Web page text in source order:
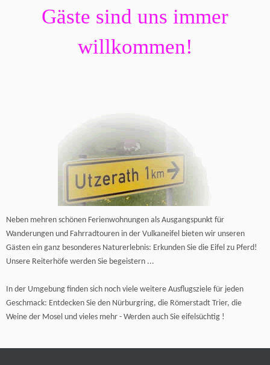
Gäste sind uns immer
willkommen!
Neben mehren schönen Ferienwohnungen als Ausgangspunkt für
Wanderungen und Fahrradtouren in der Vulkaneifel bieten wir unseren
Gästen ein ganz besonderes Naturerlebnis: Erkunden Sie die Eifel zu Pferd!
Unsere Reiterhöfe werden Sie begeistern ...
In der Umgebung finden sich noch viele weitere Ausflugsziele für jeden
Geschmack: Entdecken Sie den Nürburgring, die Römerstadt Trier, die
Weine der Mosel und vieles mehr - Werden auch Sie eifelsüchtig !